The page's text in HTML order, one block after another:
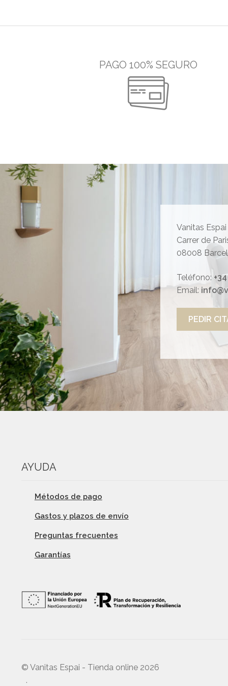
PAGO 100% SEGURO
Vanitas Espai
Carrer de
08008
Teléfono:
Email:
PEDIR
AYUDA
Métodos de pago
Gastos y plazos de envío
Preguntas frecuentes
Garantías
© Vanitas Espai - Tienda online 2026
.